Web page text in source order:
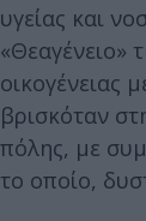
υγείας και
«Θεαγένειο»
οικογένειας
βρισκόταν
πόλης, με
το οποίο,